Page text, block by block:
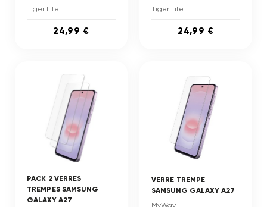
Tiger Lite
24,99 €
Tiger Lite
24,99 €
PACK 2 VERRES
TREMPES SAMSUNG
GALAXY A27
VERRE TREMPE
SAMSUNG GALAXY A27
MyWay